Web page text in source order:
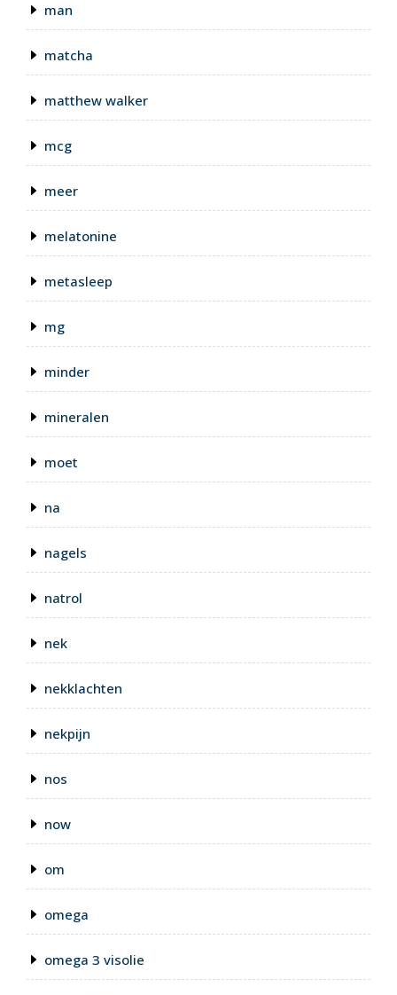
man
matcha
matthew walker
mcg
meer
melatonine
metasleep
mg
minder
mineralen
moet
na
nagels
natrol
nek
nekklachten
nekpijn
nos
now
om
omega
omega 3 visolie